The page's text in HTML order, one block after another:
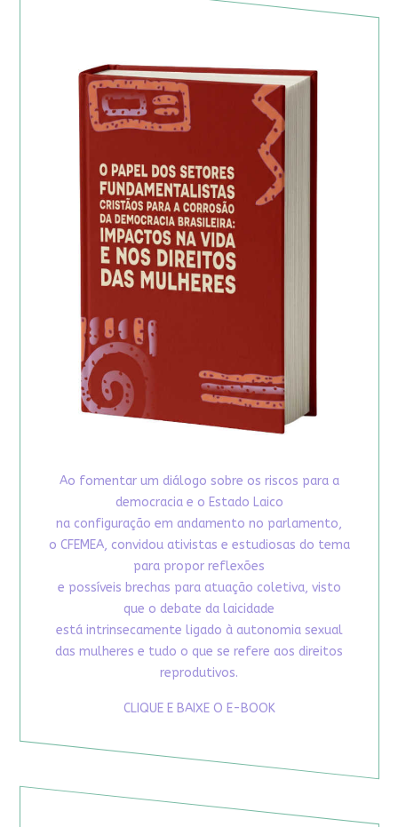
Ao fomentar um diálogo sobre os riscos para a
democracia e o Estado Laico
na configuração em andamento no parlamento,
o CFEMEA, convidou ativistas e estudiosas do tema
para propor reflexões
e possíveis brechas para atuação coletiva, visto
que o debate da laicidade
está intrinsecamente ligado à autonomia sexual
das mulheres e tudo o que se refere aos direitos
reprodutivos.
CLIQUE E BAIXE O E-BOOK